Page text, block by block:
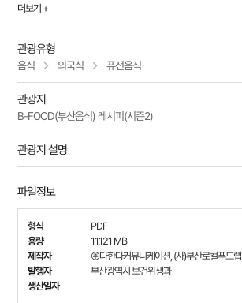
더보기 +
관광유형
음식 외국식 퓨전음식
관광지
B-FOOD(부산음식) 레시피(시즌2)
관광지 설명
파일정보
형식
PDF
용량
11.121 MB
제작자
㈜다한다커뮤니케이션, (사)부산로컬푸드랩
발행자
부산광역시 보건위생과
생산일자